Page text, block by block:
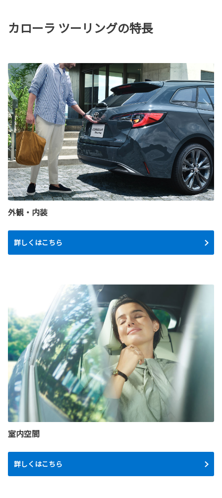
カローラ ツーリングの特長
外観・内装
詳しくはこちら
室内空間
詳しくはこちら